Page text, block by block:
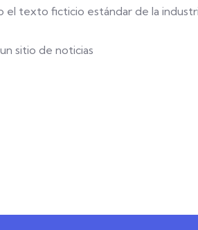
el texto ficticio estándar de la
sitio de noticias